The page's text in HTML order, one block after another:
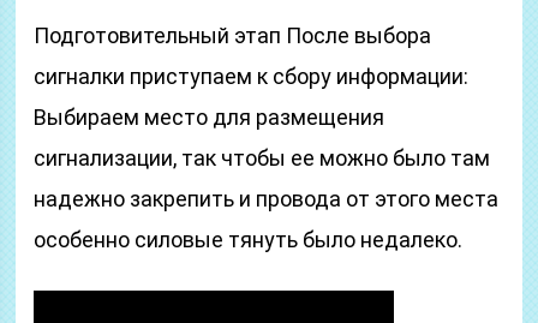
Подготовительный этап После выбора
сигналки приступаем к сбору информации:
Выбираем место для размещения
сигнализации, так чтобы ее можно было там
надежно закрепить и провода от этого места
особенно силовые тянуть было недалеко.